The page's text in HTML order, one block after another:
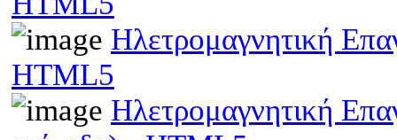
Ηλετρομαγνητική
HTML5
Ηλετρομαγνητική